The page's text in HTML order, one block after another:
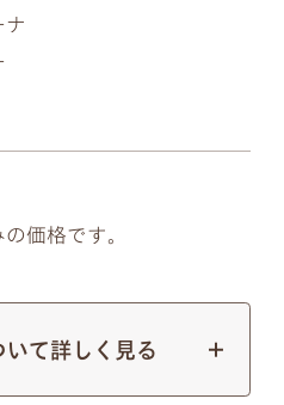
ナ
価格です。
いて詳しく見る